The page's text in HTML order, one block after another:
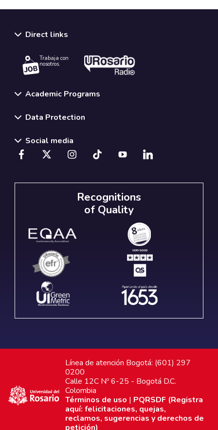
Direct links
Trabaja con
nosotros.
Academic Programs
Data Protection
Social media
Recognitions
of Quality
Línea de atención Bogotá: (601) 297
0200
Calle 12C Nº 6-25 - Bogotá D.C.
Colombia
Términos de uso | PQRSDF (Registra
aquí: felicitaciones, quejas,
reclamos, sugerencias y derechos de
petición)